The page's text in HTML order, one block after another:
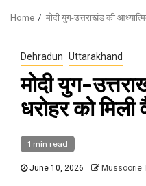
Home मोदी युग-उत्तराखंड की
Dehradun Uttarakhand
मोदी युग-
धरोहर को
1 min read
June 10, 2026 Mussoorie